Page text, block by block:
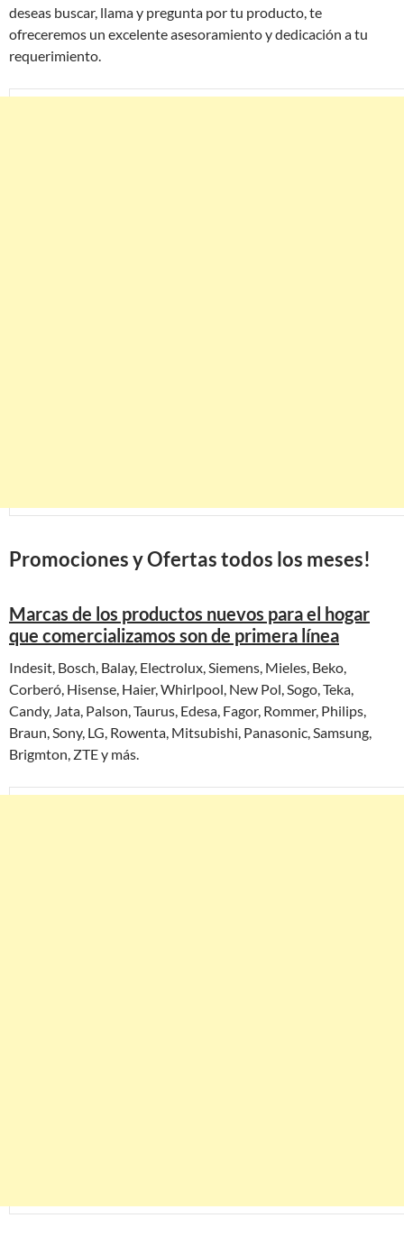
deseas buscar, llama y pregunta por tu producto, te
ofreceremos un excelente asesoramiento y dedicación a tu
requerimiento.
Promociones y Ofertas todos los meses!
Marcas de los productos nuevos para el hogar
que comercializamos son de primera línea
Indesit, Bosch, Balay, Electrolux, Siemens, Mieles, Beko,
Corberó, Hisense, Haier, Whirlpool, New Pol, Sogo, Teka,
Candy, Jata, Palson, Taurus, Edesa, Fagor, Rommer, Philips,
Braun, Sony, LG, Rowenta, Mitsubishi, Panasonic, Samsung,
Brigmton, ZTE y más.